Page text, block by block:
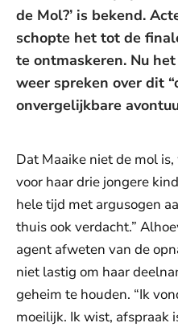
de Mol?’ is bekend.
schopte het tot de
te ontmaskeren. Nu
weer spreken over dit
onvergelijkbare
Dat Maaike niet de mol
voor haar drie jongere
hele tijd met argusogen
thuis ook verdacht.”
agent afweten van de
niet lastig om haar
geheim te houden. “Ik
moeilijk. Ik wist, afspraak